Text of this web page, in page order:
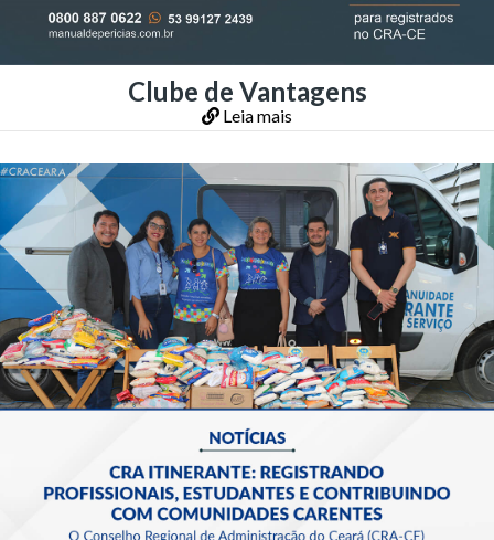
Clube de Vantagens
Leia mais